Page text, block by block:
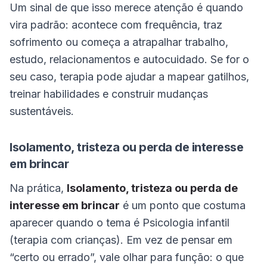
Um sinal de que isso merece atenção é quando
vira padrão: acontece com frequência, traz
sofrimento ou começa a atrapalhar trabalho,
estudo, relacionamentos e autocuidado. Se for o
seu caso, terapia pode ajudar a mapear gatilhos,
treinar habilidades e construir mudanças
sustentáveis.
Isolamento, tristeza ou perda de interesse
em brincar
Na prática, Isolamento, tristeza ou perda de
interesse em brincar é um ponto que costuma
aparecer quando o tema é Psicologia infantil
(terapia com crianças). Em vez de pensar em
“certo ou errado”, vale olhar para função: o que